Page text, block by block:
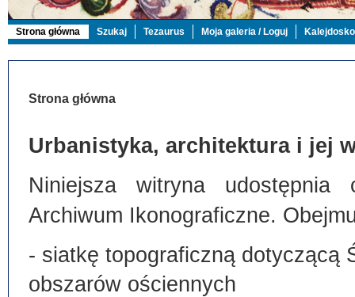
Strona główna Szukaj Tezaurus Moja galeria / Loguj
Strona główna
Urbanistyka, architektura i jej
Niniejsza witryna
Archiwum Ikonograficzne.
- siatkę topograficzną dotyczącą
obszarów ościennych